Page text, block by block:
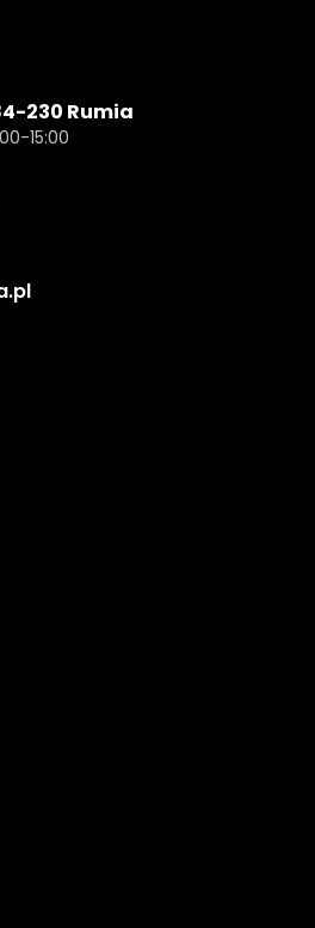
230 Rumia
15:00